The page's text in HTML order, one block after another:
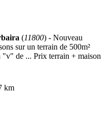
(11800) - Nouveau
sur un terrain de 500m²
"v" de ... Prix terrain + maison
km